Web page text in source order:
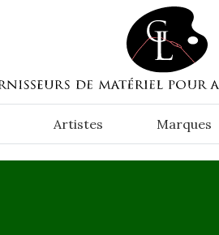
Artistes Marques